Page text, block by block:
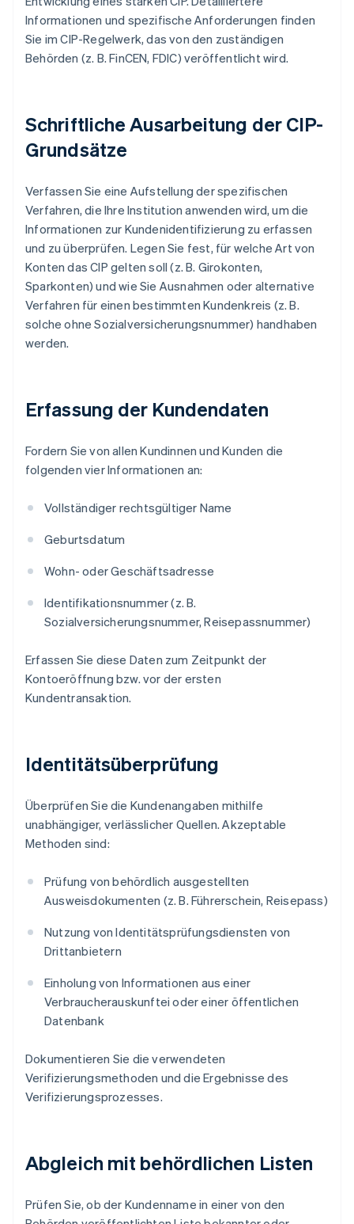
Informationen und spezifische Anforderungen finden
Sie im CIP-Regelwerk, das von den zuständigen
Behörden (z. B. FinCEN, FDIC) veröffentlicht wird.
Schriftliche Ausarbeitung der CIP-
Grundsätze
Verfassen Sie eine Aufstellung der spezifischen
Verfahren, die Ihre Institution anwenden wird, um die
Informationen zur Kundenidentifizierung zu erfassen
und zu überprüfen. Legen Sie fest, für welche Art von
Konten das CIP gelten soll (z. B. Girokonten,
Sparkonten) und wie Sie Ausnahmen oder alternative
Verfahren für einen bestimmten Kundenkreis (z. B.
solche ohne Sozialversicherungsnummer) handhaben
werden.
Erfassung der Kundendaten
Fordern Sie von allen Kundinnen und Kunden die
folgenden vier Informationen an:
Vollständiger rechtsgültiger Name
Geburtsdatum
Wohn- oder Geschäftsadresse
Identifikationsnummer (z. B.
Sozialversicherungsnummer, Reisepassnummer)
Erfassen Sie diese Daten zum Zeitpunkt der
Kontoeröffnung bzw. vor der ersten
Kundentransaktion.
Identitätsüberprüfung
Überprüfen Sie die Kundenangaben mithilfe
unabhängiger, verlässlicher Quellen. Akzeptable
Methoden sind:
Prüfung von behördlich ausgestellten
Ausweisdokumenten (z. B. Führerschein, Reisepass)
Nutzung von Identitätsprüfungsdiensten von
Drittanbietern
Einholung von Informationen aus einer
Verbraucherauskunftei oder einer öffentlichen
Datenbank
Dokumentieren Sie die verwendeten
Verifizierungsmethoden und die Ergebnisse des
Verifizierungsprozesses.
Abgleich mit behördlichen Listen
Prüfen Sie, ob der Kundenname in einer von den